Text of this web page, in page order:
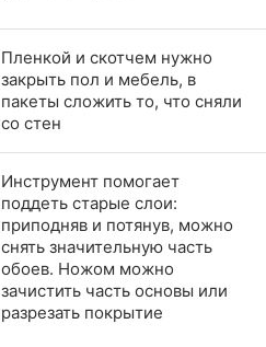
Пленкой и скотчем нужно
закрыть пол и мебель, в
пакеты сложить то, что сняли
со стен
Инструмент помогает
поддеть старые слои:
приподняв и потянув, можно
снять значительную часть
обоев. Ножом можно
зачистить часть основы или
разрезать покрытие